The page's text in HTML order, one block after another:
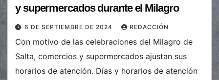
y supermercados durante el Milagro
6 DE SEPTIEMBRE DE 2024 REDACCIÓN
Con motivo de las celebraciones del Milagro de
Salta, comercios y supermercados ajustan sus
horarios de atención. Días y horarios de atención